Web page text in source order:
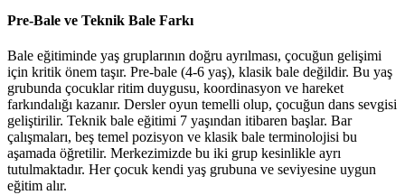
Pre-Bale ve Teknik Bale Farkı
Bale eğitiminde yaş gruplarının doğru ayrılması, çocuğun gelişimi
için kritik önem taşır. Pre-bale (4-6 yaş), klasik bale değildir. Bu yaş
grubunda çocuklar ritim duygusu, koordinasyon ve hareket
farkındalığı kazanır. Dersler oyun temelli olup, çocuğun dans sevgisi
geliştirilir. Teknik bale eğitimi 7 yaşından itibaren başlar. Bar
çalışmaları, beş temel pozisyon ve klasik bale terminolojisi bu
aşamada öğretilir. Merkezimizde bu iki grup kesinlikle ayrı
tutulmaktadır. Her çocuk kendi yaş grubuna ve seviyesine uygun
eğitim alır.